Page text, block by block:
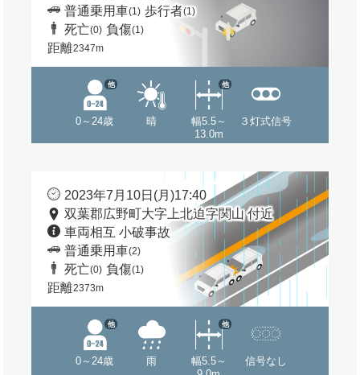
普通乗用車(1) 歩行者(1)
死亡(0) 負傷(1)
距離2347m
0～24歳
他
晴
幅5.5～
13.0m
他
３灯式信号
2023年7月10日(月)17:40
双葉郡広野町大字上北迫字関山 付近
車両相互 小破事故
普通乗用車(2)
死亡(0) 負傷(1)
距離2373m
0～24歳
他
雨
幅5.5～
他
信号なし